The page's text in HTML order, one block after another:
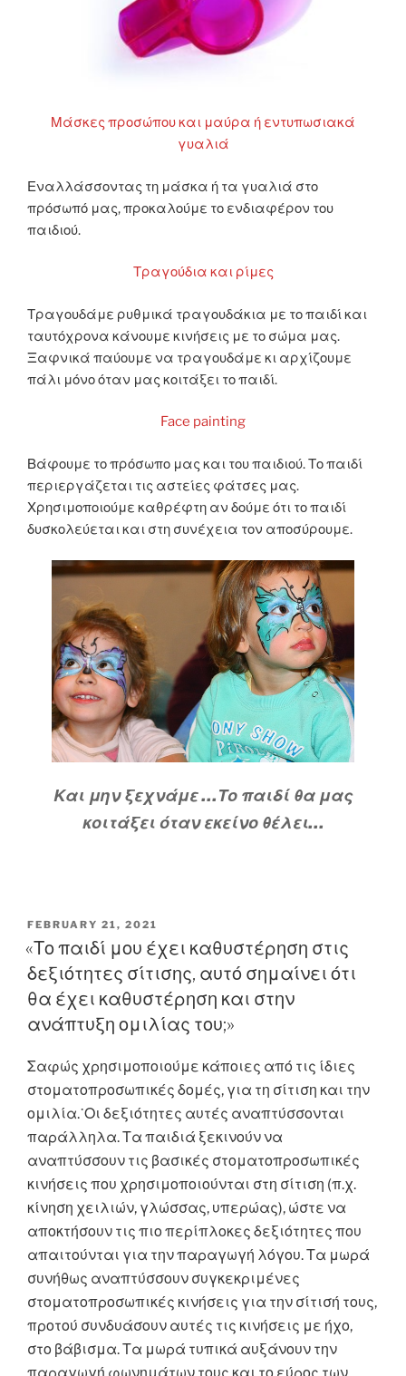
Μάσκες προσώπου και μαύρα ή εντυπωσιακά
γυαλιά
Εναλλάσσοντας τη μάσκα ή τα γυαλιά στο
πρόσωπό μας, προκαλούμε το ενδιαφέρον του
παιδιού.
Τραγούδια και ρίμες
Τραγουδάμε ρυθμικά τραγουδάκια με το παιδί και
ταυτόχρονα κάνουμε κινήσεις με το σώμα μας.
Ξαφνικά παύουμε να τραγουδάμε κι αρχίζουμε
πάλι μόνο όταν μας κοιτάξει το παιδί.
Face painting
Βάφουμε το πρόσωπο μας και του παιδιού. Το παιδί
περιεργάζεται τις αστείες φάτσες μας.
Χρησιμοποιούμε καθρέφτη αν δούμε ότι το παιδί
δυσκολεύεται και στη συνέχεια τον αποσύρουμε.
Και μην ξεχνάμε …Το παιδί θα μας
κοιτάξει όταν εκείνο θέλει…
POSTED
ON
FEBRUARY 21, 2021
«Το παιδί μου έχει καθυστέρηση στις
δεξιότητες σίτισης, αυτό σημαίνει ότι
θα έχει καθυστέρηση και στην
ανάπτυξη ομιλίας του;»
Σαφώς χρησιμοποιούμε κάποιες από τις ίδιες
στοματοπροσωπικές δομές, για τη σίτιση και την
ομιλία.˙Οι δεξιότητες αυτές αναπτύσσονται
παράλληλα. Τα παιδιά ξεκινούν να
αναπτύσσουν τις βασικές στοματοπροσωπικές
κινήσεις που χρησιμοποιούνται στη σίτιση (π.χ.
κίνηση χειλιών, γλώσσας, υπερώας), ώστε να
αποκτήσουν τις πιο περίπλοκες δεξιότητες που
απαιτούνται για την παραγωγή λόγου. Τα μωρά
συνήθως αναπτύσσουν συγκεκριμένες
στοματοπροσωπικές κινήσεις για την σίτισή τους,
προτού συνδυάσουν αυτές τις κινήσεις με ήχο,
στο βάβισμα. Τα μωρά τυπικά αυξάνουν την